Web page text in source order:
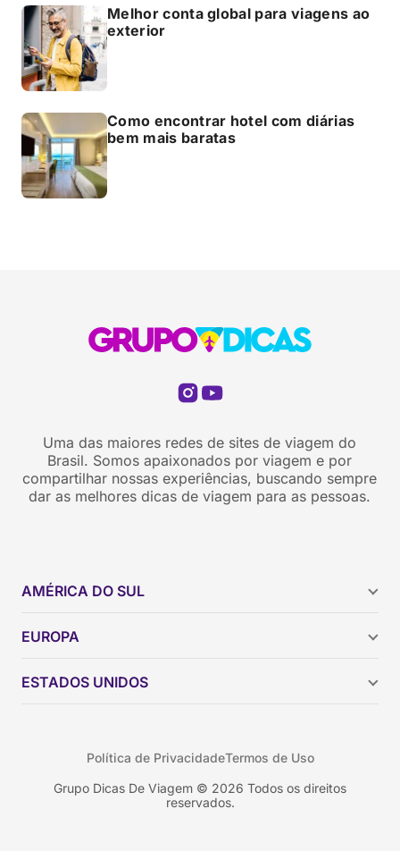
Melhor conta global para viagens ao
exterior
Como encontrar hotel com diárias
bem mais baratas
Uma das maiores redes de sites de viagem do
Brasil. Somos apaixonados por viagem e por
compartilhar nossas experiências, buscando sempre
dar as melhores dicas de viagem para as pessoas.
AMÉRICA DO SUL
Brasil
Colômbia
EUROPA
ESTADOS UNIDOS
Nova York
Grupo Dicas De Viagem © 2026 Todos os direitos
reservados.
Política de PrivacidadeTermos de Uso